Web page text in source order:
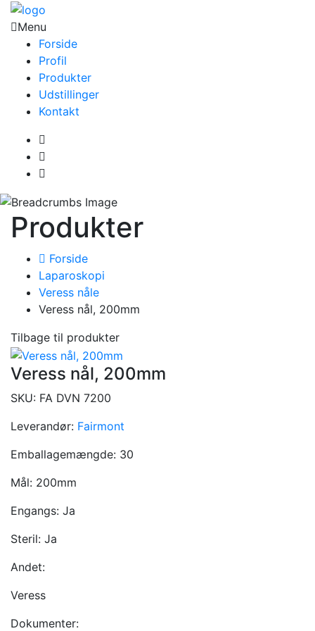
Menu
Forside
Profil
Produkter
Udstillinger
Kontakt
Produkter
Forside
Laparoskopi
Veress nåle
Veress nål, 200mm
Tilbage til produkter
Veress nål, 200mm
SKU: FA DVN 7200
Leverandør: Fairmont
Emballagemængde: 30
Mål: 200mm
Engangs: Ja
Steril: Ja
Andet:
Veress
Dokumenter: